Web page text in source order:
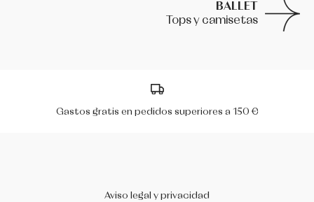
BALLET
Tops y camisetas
a 150 € Envíos en
Aviso legal y privacidad